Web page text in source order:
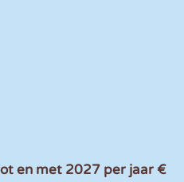
en met 2027 per jaar €